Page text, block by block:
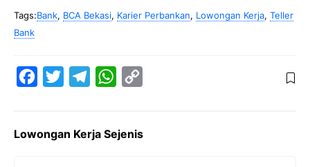
Tags:Bank, BCA Bekasi, Karier Perbankan, Lowongan Kerja, Teller
Bank
e
t
e
W
t
y
Lowongan Kerja Sejenis